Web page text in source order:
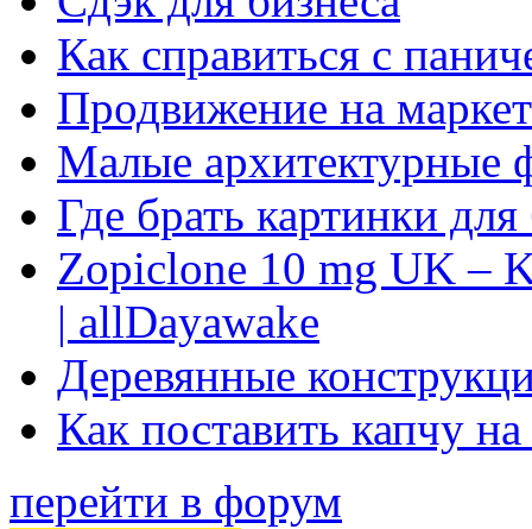
Как справиться с
Продвижение на
Малые архитектурные
Где брать картинки
Zopiclone 10 mg UK –
| allDayawake
Деревянные
Как поставить капчу
перейти в форум